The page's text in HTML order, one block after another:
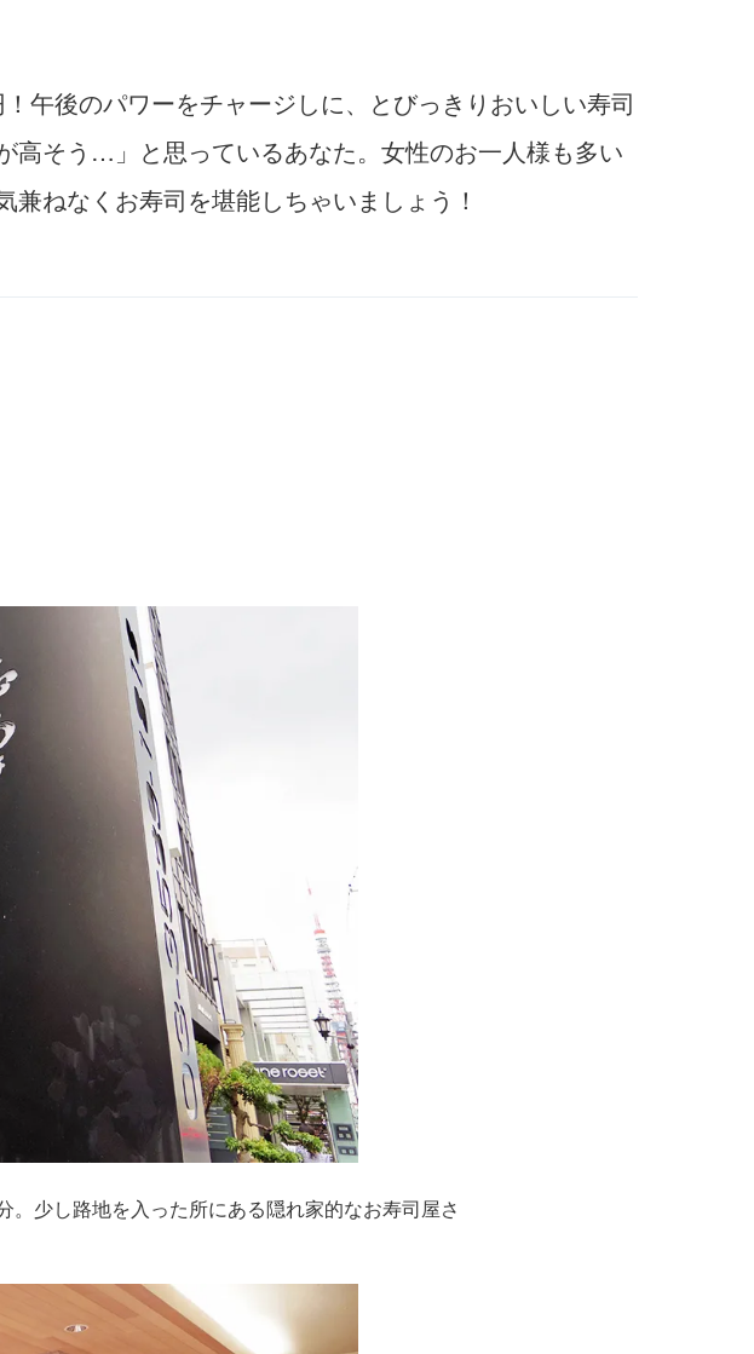
午後のパワーをチャージしに、とびっきりおいしい寿司
高そう…」と思っているあなた。女性のお一人様も多い
ねなくお寿司を堪能しちゃいましょう！
少し路地を入った所にある隠れ家的なお寿司屋さ